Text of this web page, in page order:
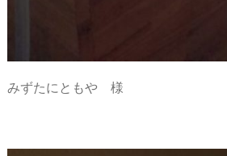
みずたにともや 様